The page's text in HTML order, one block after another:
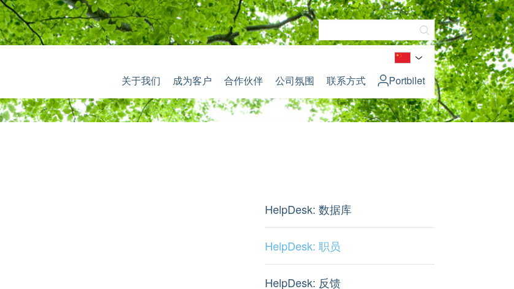
关于我们 成为客户 合作伙伴 公司氛围 联系方式 Portbilet
HelpDesk: 数据库
HelpDesk: 职员
HelpDesk: 反馈